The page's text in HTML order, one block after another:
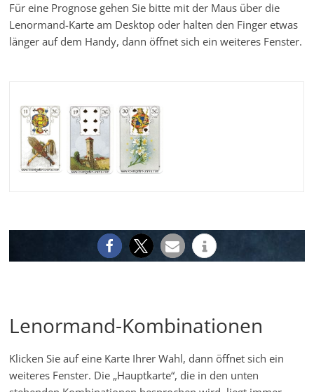
Für eine Prognose gehen Sie bitte mit der Maus über die
Lenormand-Karte am Desktop oder halten den Finger etwas
länger auf dem Handy, dann öffnet sich ein weiteres Fenster.
Lenormand-Kombinationen
Klicken Sie auf eine Karte Ihrer Wahl, dann öffnet sich ein
weiteres Fenster. Die „Hauptkarte“, die in den unten